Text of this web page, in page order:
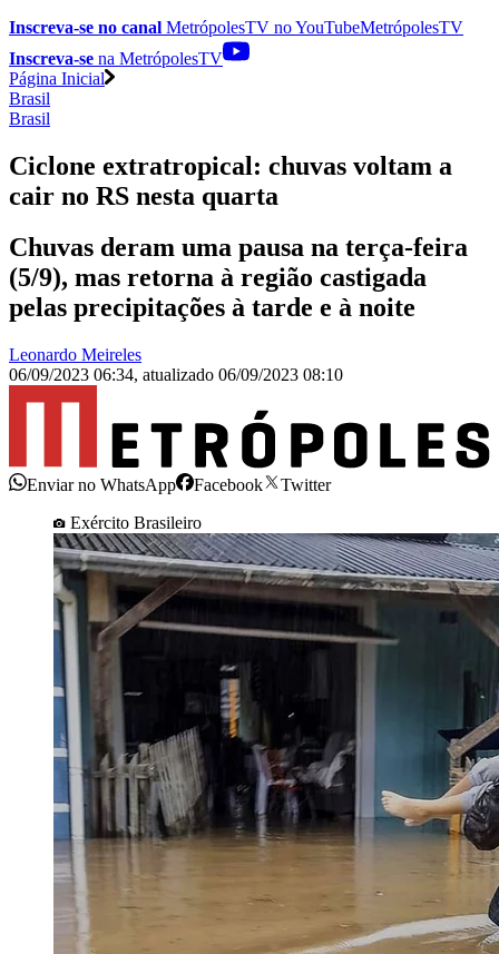
Inscreva-se no canal MetrópolesTV noYouTubeMetrópolesTV
Inscreva-se na MetrópolesTV
Página Inicial
Brasil
Brasil
Ciclone extratropical: chuvas voltam a
cair no RS nesta quarta
Chuvas deram uma pausa na terça-feira
(5/9), mas retorna à região castigada
pelas precipitações à tarde e à noite
Leonardo Meireles
06/09/2023 06:34, atualizado 06/09/2023 08:10
Enviar no WhatsApp Facebook
Twitter
Exército Brasileiro